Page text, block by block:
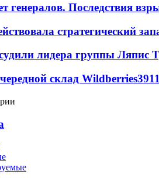
генералов. Последствия
стратегический
лидера группы Ляпис
склад Wildberries3911